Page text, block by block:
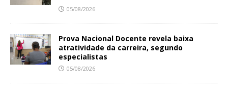
05/08/2026
Prova Nacional Docente revela baixa
atratividade da carreira, segundo
especialistas
05/08/2026